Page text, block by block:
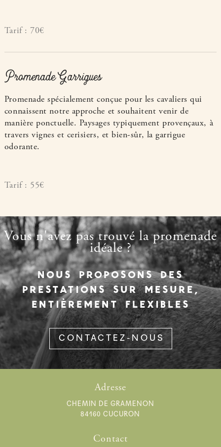
Tarif : 70€
Promenade Garrigues
Promenade spécialement conçue pour les cavaliers qui
connaissent notre approche et souhaitent venir de
manière ponctuelle. Paysages typiquement provençaux, à
travers vignes et cerisiers, et bien-sûr, la garrigue
odorante.
Tarif : 55€
Vous n'avez pas trouvé la promenade
idéale ?
NOUS PROPOSONS DES
PRESTATIONS SUR MESURE,
ENTIÈREMENT FLEXIBLES
CONTACTEZ-NOUS
Adresse
CHEMIN DE GRAMENON
84160 CUCURON
Contact